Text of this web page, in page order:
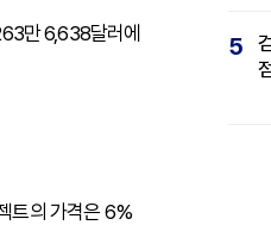
만 6,638달러에
트의 가격은 6%
5